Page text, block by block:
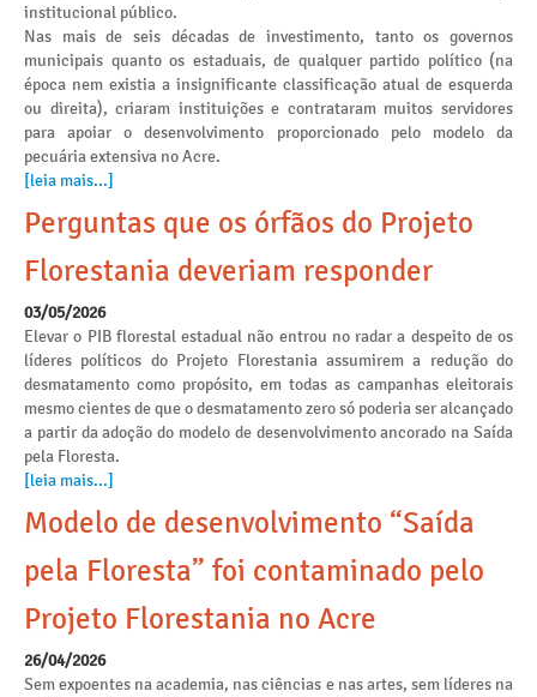
institucional público.
Nas mais de seis décadas de investimento, tanto os governos
municipais quanto os estaduais, de qualquer partido político (na
época nem existia a insignificante classificação atual de esquerda
ou direita), criaram instituições e contrataram muitos servidores
para apoiar o desenvolvimento proporcionado pelo modelo da
pecuária extensiva no Acre.
[leia mais...]
Perguntas que os órfãos do Projeto
Florestania deveriam responder
03/05/2026
Elevar o PIB florestal estadual não entrou no radar a despeito de os
líderes políticos do Projeto Florestania assumirem a redução do
desmatamento como propósito, em todas as campanhas eleitorais
mesmo cientes de que o desmatamento zero só poderia ser alcançado
a partir da adoção do modelo de desenvolvimento ancorado na Saída
pela Floresta.
[leia mais...]
Modelo de desenvolvimento “Saída
pela Floresta” foi contaminado pelo
Projeto Florestania no Acre
26/04/2026
Sem expoentes na academia, nas ciências e nas artes, sem líderes na